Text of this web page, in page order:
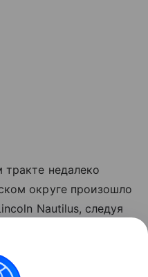
недалеко
округе произошло
Nautilus, следуя